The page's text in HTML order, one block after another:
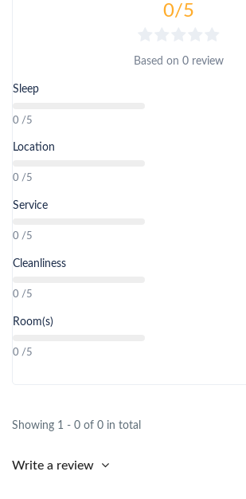
0/5
Based on 0 review
Sleep
0 /5
Location
0 /5
Service
0 /5
Cleanliness
0 /5
Room(s)
0 /5
Showing 1 - 0 of 0 in total
Write a review